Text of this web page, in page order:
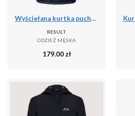
Wyściełana kurtka puchowa z recyklingu Result Black Compass
RESULT
ODZIEŻ MĘSKA
179.00 zł